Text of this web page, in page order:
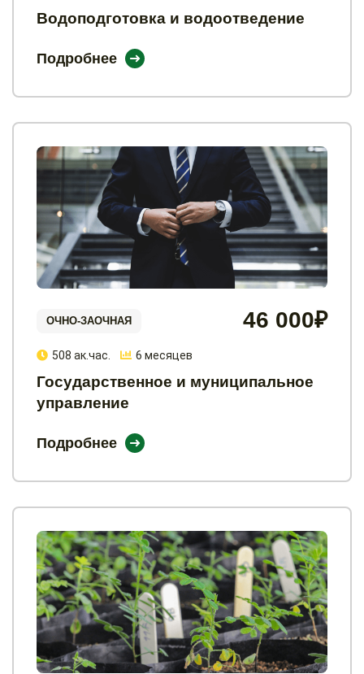
Водоподготовка и водоотведение
Подробнее
ОЧНО-ЗАОЧНАЯ 46 000₽
508 ак.час. 6 месяцев
Государственное и муниципальное
управление
Подробнее